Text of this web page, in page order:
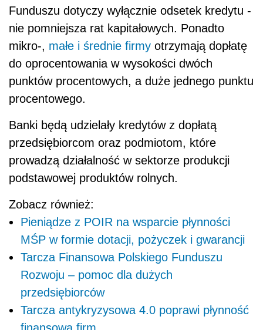
Funduszu dotyczy wyłącznie odsetek kredytu -
nie pomniejsza rat kapitałowych. Ponadto
mikro-, małe i średnie firmy otrzymają dopłatę
do oprocentowania w wysokości dwóch
punktów procentowych, a duże jednego punktu
procentowego.
Banki będą udzielały kredytów z dopłatą
przedsiębiorcom oraz podmiotom, które
prowadzą działalność w sektorze produkcji
podstawowej produktów rolnych.
Zobacz również:
Pieniądze z POIR na wsparcie płynności
MŚP w formie dotacji, pożyczek i gwarancji
Tarcza Finansowa Polskiego Funduszu
Rozwoju – pomoc dla dużych
przedsiębiorców
Tarcza antykryzysowa 4.0 poprawi płynność